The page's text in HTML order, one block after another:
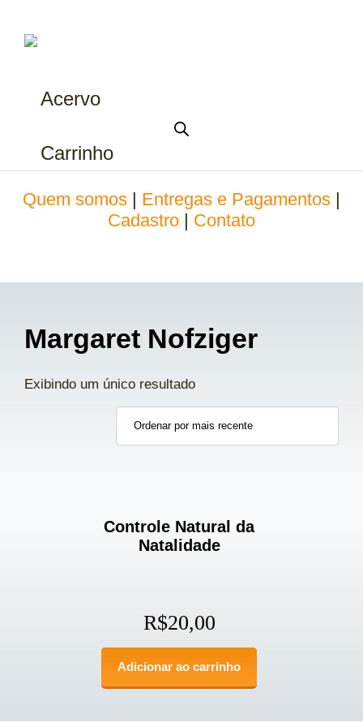
Acervo
Carrinho
Quem somos Entregas e Pagamentos
Cadastro
Contato
Margaret Nofziger
Exibindo um único resultado
Controle Natural da
Natalidade
R$20,00
Adicionar ao carrinho